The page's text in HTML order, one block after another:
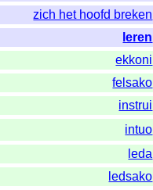
zich het hoofd breken
leren
ekkoni
felsako
instrui
intuo
leda
ledsako